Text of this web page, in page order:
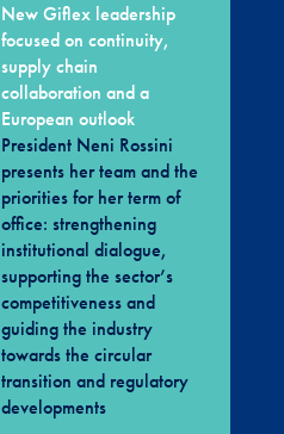
New Giflex leadership
focused on continuity,
supply chain
collaboration and a
European outlook
President Neni Rossini
presents her team and the
priorities for her term of
office: strengthening
institutional dialogue,
supporting the sector’s
competitiveness and
guiding the industry
towards the circular
transition and regulatory
developments